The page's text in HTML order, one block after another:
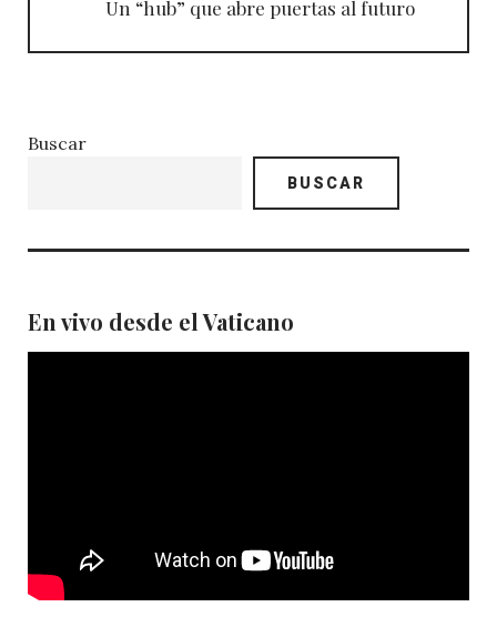
Un “hub” que abre puertas al futuro
Buscar
BUSCAR
En vivo desde el Vaticano